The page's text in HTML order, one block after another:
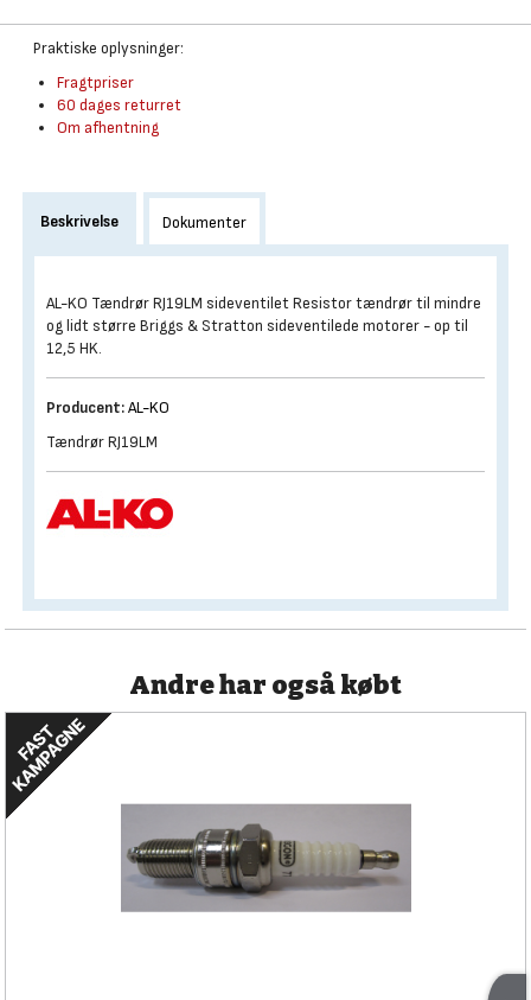
Praktiske oplysninger:
Fragtpriser
60 dages returret
Om afhentning
Beskrivelse Dokumenter
AL-KO Tændrør RJ19LM sideventilet Resistor tændrør til mindre
og lidt større Briggs & Stratton sideventilede motorer - op til
12,5 HK.
Producent:AL-KO
Tændrør RJ19LM
Andre har også købt